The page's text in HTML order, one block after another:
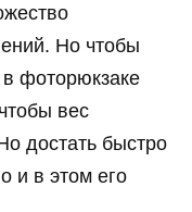
Но чтобы
в фоторюкзаке
вес
достать быстро
и в этом его